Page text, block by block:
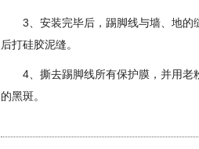
3、安装完毕后，踢脚线与墙、地
后打硅胶泥缝。
4、撕去踢脚线所有保护膜，并用
的黑斑。